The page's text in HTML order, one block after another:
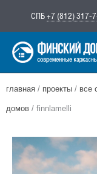
содержимому
СПБ+7 (812) 317-
главная / проекты / все
домов / finnlamelli